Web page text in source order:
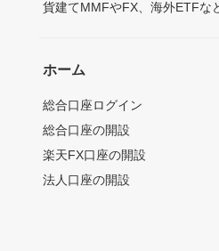
貨建てMMFやFX、海外ETFな
ホーム
総合口座ログイン
総合口座の開設
楽天FX口座の開設
法人口座の開設